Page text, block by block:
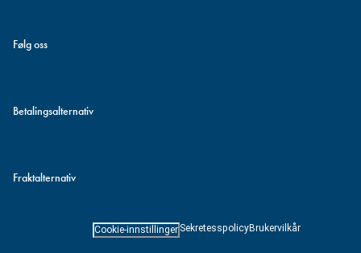
Følg oss
Betalingsalternativ
Fraktalternativ
Cookie-innstillinger SekretesspolicyBrukervilkår